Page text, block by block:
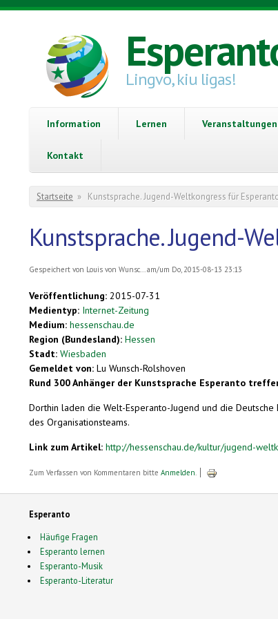
Direkt zum Inhalt
Lingvo, kiu ligas!
Information Lernen Veranstaltungen
Kontakt
Sie sind hier
Startseite » Kunstsprache. Jugend-Weltkongress für
Kunstsprache. Jugend-
Gespeichert von Louis von Wunsc...am/um Do, 2015-08-13 23:13
Veröffentlichung: 2015-07-31
Medientyp: Internet-Zeitung
Medium: hessenschau.de
Region (Bundesland): Hessen
Stadt: Wiesbaden
Gemeldet von: Lu Wunsch-Rolshoven
Rund 300 Anhänger der Kunstsprache Esperanto
Dorthin laden die Welt-Esperanto-Jugend und die
des Organisationsteams.
Link zum Artikel: http://hessenschau.de/kultur/jugend-
Zum Verfassen von Kommentaren bitte Anmelden.
Esperanto
Häufige Fragen
Esperanto lernen
Esperanto-Musik
Esperanto-Literatur